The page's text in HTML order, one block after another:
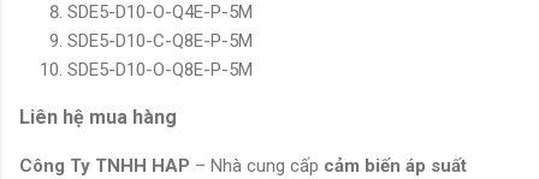
SDE5-D10-O-Q4E-P-5M
SDE5-D10-C-Q8E-P-5M
SDE5-D10-O-Q8E-P-5M
Liên hệ mua hàng
Công Ty TNHH HAP – Nhà cung cấp cảm biến áp suất